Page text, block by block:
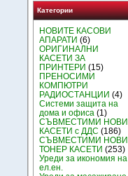
Категории
НОВИТЕ КАСОВИ
АПАРАТИ (6)
ОРИГИНАЛНИ
КАСЕТИ ЗА
ПРИНТЕРИ (15)
ПРЕНОСИМИ
КОМПЮТРИ
РАДИОСТАНЦИИ (4)
Системи защита на
дома и офиса (1)
СЪВМЕСТИМИ НОВИ
КАСЕТИ с ДДС (186)
СЪВМЕСТИМИ НОВИ
ТОНЕР КАСЕТИ (253)
Уреди за икономия на
ел.ен.